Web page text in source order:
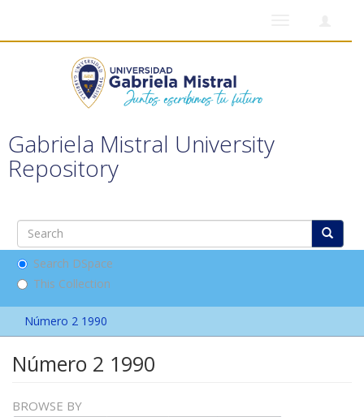
Gabriela Mistral University
Repository
Search DSpace
This Collection
Número 2 1990
Número 2 1990
BROWSE BY